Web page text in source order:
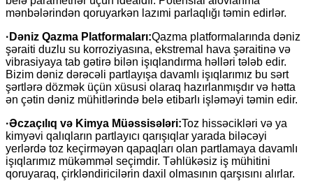
mənbələrindən qoruyarkən lazımi parlaqlığı təmin edirlər.
· Dəniz Qazma Platformaları:Qazma platformalarında dəniz
şəraiti duzlu su korroziyasına, ekstremal hava şəraitinə və
vibrasiyaya tab gətirə bilən işıqlandırma həlləri tələb edir.
Bizim dəniz dərəcəli partlayışa davamlı işıqlarımız bu sərt
şərtlərə dözmək üçün xüsusi olaraq hazırlanmışdır və hətta
ən çətin dəniz mühitlərində belə etibarlı işləməyi təmin edir.
·Əczaçılıq və Kimya Müəssisələri:Toz hissəcikləri və ya
kimyəvi qalıqların partlayıcı qarışıqlar yarada biləcəyi
yerlərdə toz keçirməyən qapaqları olan partlamaya davamlı
işıqlarımız mükəmməl seçimdir. Təhlükəsiz iş mühitini
qoruyaraq, çirkləndiricilərin daxil olmasının qarşısını alırlar.